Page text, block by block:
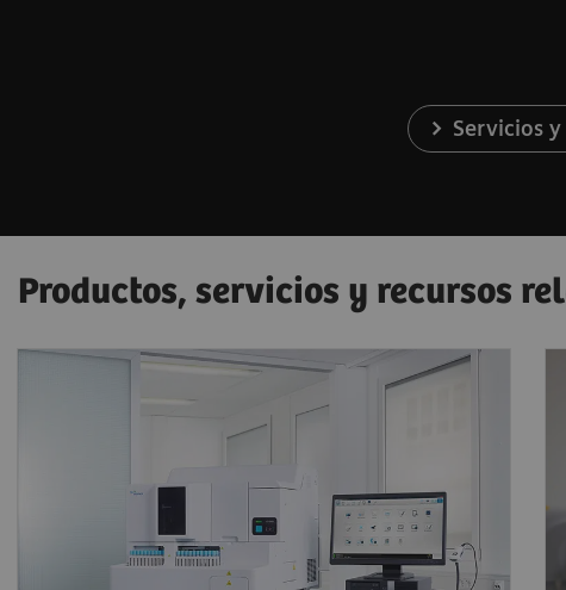
Servicios
Productos, servicios y recursos